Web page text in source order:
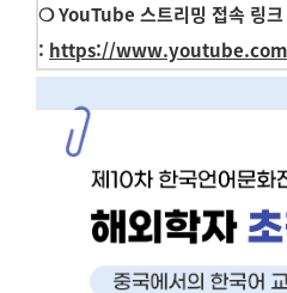
❍ YouTube 스트리밍 접속 링크
: https://